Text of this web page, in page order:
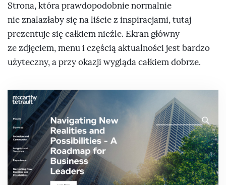
Strona, która prawdopodobnie normalnie
nie znalazłaby się na liście z inspiracjami, tutaj
prezentuje się całkiem nieźle. Ekran główny
ze zdjęciem, menu i częścią aktualności jest bardzo
użyteczny, a przy okazji wygląda całkiem dobrze.